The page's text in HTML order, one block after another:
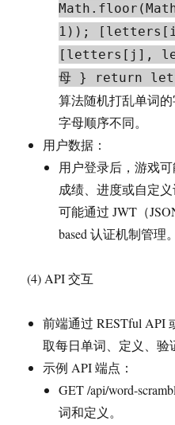
1));
[letters[j],
母 } return
算法随机打乱单词
字母顺序不同。
用户数据：
用户登录后，游戏
成绩、进度或自定
可能通过 JWT（
based 认证机制管理。
(4) API 交互
前端通过 RESTful API
取每日单词、定义、验
示例 API 端点：
GET /api/word-
词和定义。